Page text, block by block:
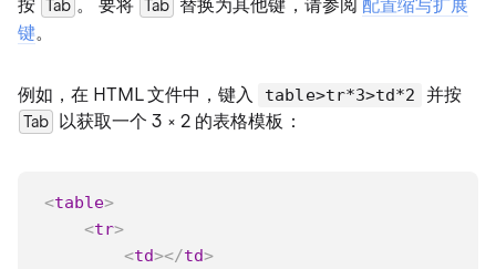
按 Tab 。 要将 Tab 替换为其他键，请参阅 配置缩写扩展
键。
例如，在 HTML 文件中，键入 table>tr*3>td*2 并按
Tab 以获取一个 3 × 2 的表格模板：
<table>
<tr>
<td></td>